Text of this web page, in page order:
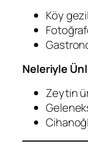
Köy
Neleriyle
Zeytin